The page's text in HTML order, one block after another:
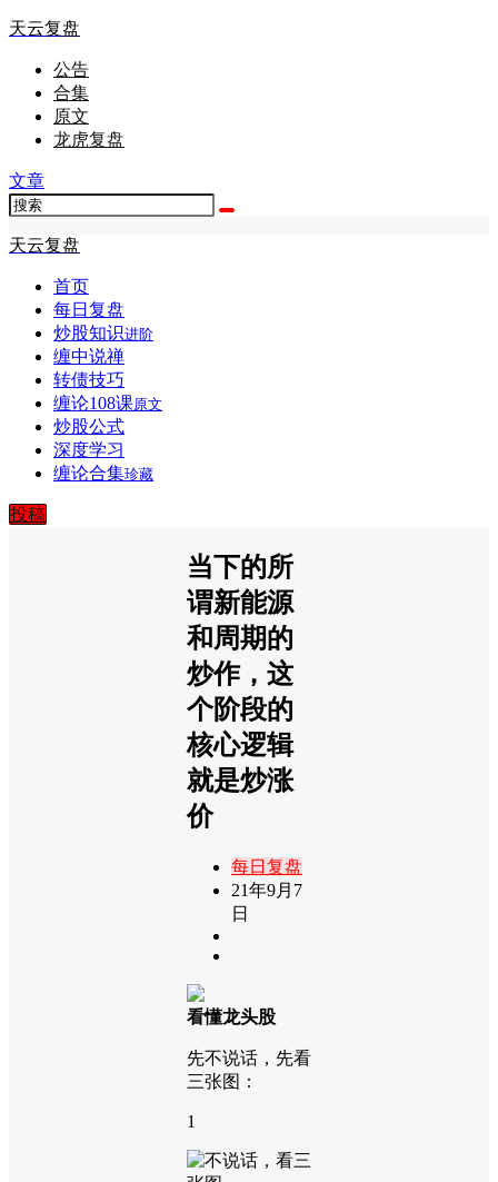
天云复盘
公告
合集
原文
龙虎复盘
文章
天云复盘
首页
每日复盘
炒股知识进阶
缠中说禅
转债技巧
缠论108课原文
炒股公式
深度学习
缠论合集珍藏
投稿
当下的所
谓新能源
和周期的
炒作，这
个阶段的
核心逻辑
就是炒涨
价
每日复盘
21年9月7
日
看懂龙头股
先不说话，先看
三张图：
1